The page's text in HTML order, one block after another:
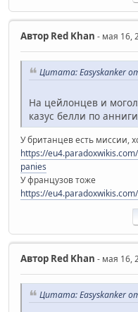
Автор Red Khan - мая 16,
Цитата: Easyskanker
На цейлонцев и
казус белли по
У британцев есть миссии,
https://
panies
У французов тоже
https://
Автор Red Khan - мая 16,
Цитата: Easyskanker